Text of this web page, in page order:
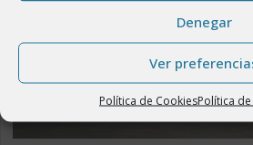
Denegar
Ver
Política de CookiesPolítica